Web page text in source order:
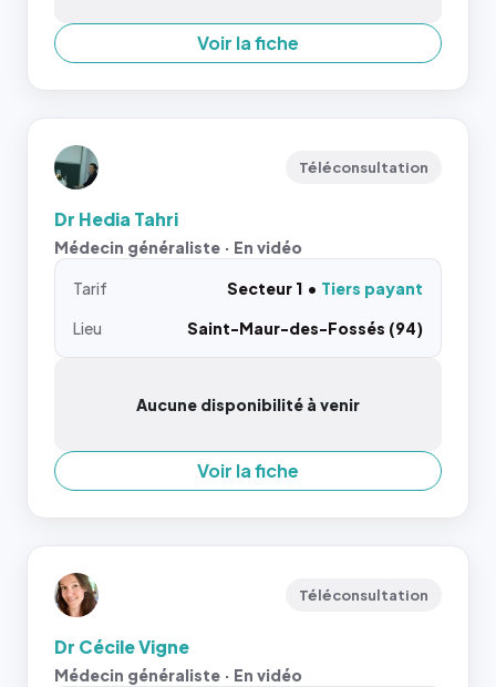
Voir la fiche
Téléconsultation
Dr Hedia Tahri
Médecin généraliste · En vidéo
Tarif Secteur 1
Tiers payant
Lieu
Saint-Maur-des-Fossés (94)
Aucune disponibilité à venir
Voir la fiche
Téléconsultation
Dr Cécile Vigne
Médecin généraliste · En vidéo